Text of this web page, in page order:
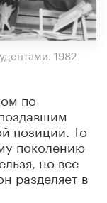
1982
по
позиции. То
поколению
но все
разделяет в